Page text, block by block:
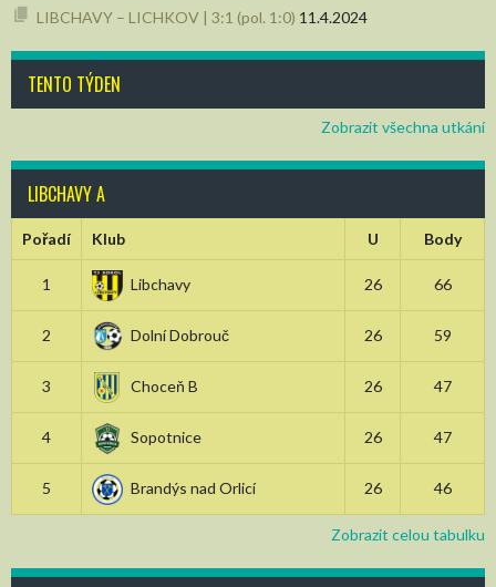
LIBCHAVY – LICHKOV | 3:1 (pol. 1:0) 11.4.2024
TENTO TÝDEN
Zobrazit všechna utkání
LIBCHAVY A
Pořadí Klub U Body
1 Libchavy 26 66
2 Dolní Dobrouč 26 59
3 Choceň B 26 47
4 Sopotnice 26 47
5 Brandýs nad Orlicí 26 46
Zobrazit celou tabulku